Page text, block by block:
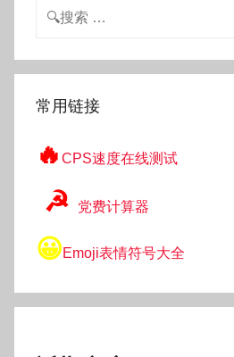
搜
常用链接
🔥 CPS速度在线测试
☭ 党费计算器
😀Emoji表情符号大全